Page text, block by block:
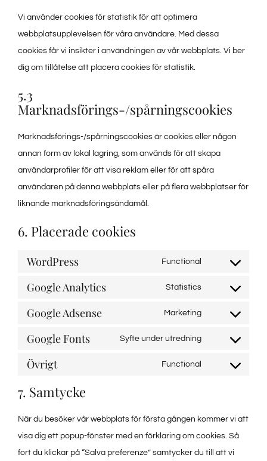
Vi använder cookies för statistik för att optimera
webbplatsupplevelsen för våra användare. Med dessa
cookies får vi insikter i användningen av vår webbplats. Vi ber
dig om tillåtelse att placera cookies för statistik.
5.3
Marknadsförings-/spårningscookies
Marknadsförings-/spårningscookies är cookies eller någon
annan form av lokal lagring, som används för att skapa
användarprofiler för att visa reklam eller för att spåra
användaren på denna webbplats eller på flera webbplatser för
liknande marknadsföringsändamål.
6. Placerade cookies
WordPress
Functional
wordpress
Google Analytics
Statistics
google-
analytics
Google Adsense
Marketing
google-
Google Fonts
Syfte under utredning
Övrigt
Functional
#!trpst#trp-
gettext-
data-
7. Samtycke
När du besöker vår webbplats för första gången kommer vi att
visa dig ett popup-fönster med en förklaring om cookies. Så
fort du klickar på “Salva preferenze” samtycker du till att vi